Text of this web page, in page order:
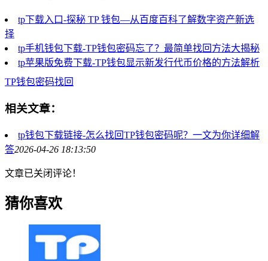
tp下载入口-探秘 TP 钱包—从百度百科了解数字资产新选
择
tp手机钱包下载-TP钱包密码忘了？最简单找回方法大揭秘
tp苹果版免费下载-TP钱包显示新发行代币价格的方法解析
TP钱包密码找回
相关文章：
tp钱包下载链接-怎么找回TP钱包密码呢？一文为你详细解
答2026-04-26 18:13:50
文章已关闭评论！
猜你喜欢